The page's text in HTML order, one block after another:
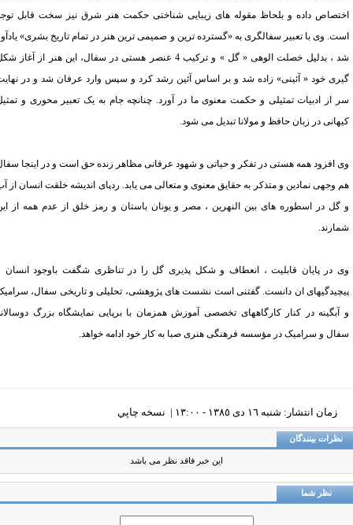
داده و بلحاظ مقوله های زیبایی شناختی حکمت هنر شرق نیز سخت قابل توجه
وی با تعبیر سفالگری به «گسترده ترین و صمیمی ترین هنر در تمام تاریخ بشری» یادآور
شد ، بدلیل خصلت الوهی « گل » و ترکیب 4 عنصر هستی در سفال، این هنر از آغاز شکل
خود « آئینی» زاده شد و بر اساس آئین رشد کرد و سپس وارد عرفان شد و در نهایت
از ادبیات تمثیلی و حکمت معنوی ما در آورد. چنانچه جام به یک تعبیر محوری و تمثیل
در زبان حافظ و مولانا تبدیل می شود.
افزود همه هستی در تفکر و حیاتی و شهود عرفانی مظاهر زنده حق است و در اینجا سفال
وجهی نمادین و متذکر به حقایق معنوی و متعالی می یابد. ردپای اندیشه خلقت انسان از آب
در اسطوره های بین النهرین ، مصر و یونان باستان و رمز خلق از عدم همه از این
در پایان قابلیت ، انعطاف و شکل پذیری گل را در تناظری شگفت باوجود انسان و
ان دانست. گفتنی است نشست های پژوهشی، تحلیلی و تاریخی سفال، سرامیک
در کنار کارگاههای تخصصی آموزش همزمان با برپایی نمایشگاه بزرگ دوسالانه
و سرامیک در مؤسسه فرهنگی هنری صبا به کار خود ادامه خواهد.
زمان انتشار: شنبه ١٦ دی ١٣٨٥ - ١٣:٠٠ | نسخه چاپي
بینندگان
این خبر فاقد نظر می باشد
نظر شما